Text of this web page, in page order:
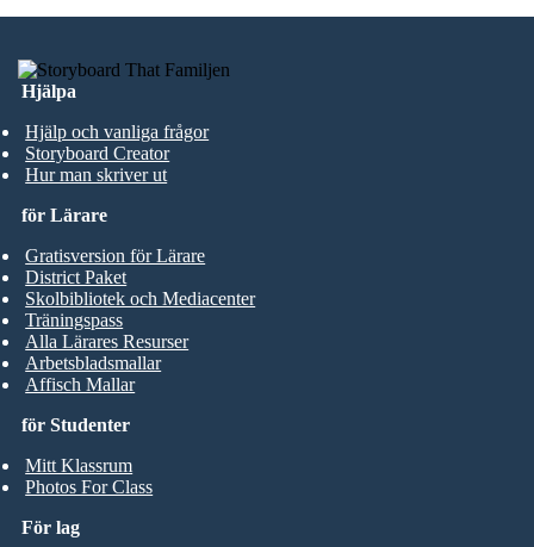
Hjälpa
Hjälp och vanliga frågor
Storyboard Creator
Hur man skriver ut
för Studenter
Mitt Klassrum
Photos For Class
för Lärare
Gratisversion för Lärare
District Paket
Skolbibliotek och Mediacenter
Träningspass
Alla Lärares Resurser
Arbetsbladsmallar
Affisch Mallar
För lag